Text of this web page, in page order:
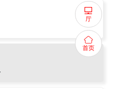
厅
首页